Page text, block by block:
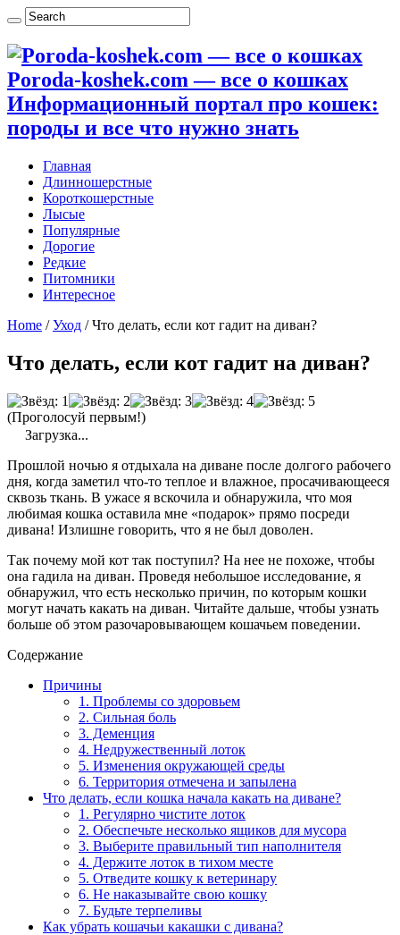
Poroda-koshek.com — все о кошках
Информационный портал про кошек:
породы и все что нужно знать
Главная
Длинношерстные
Короткошерстные
Лысые
Популярные
Дорогие
Редкие
Питомники
Интересное
Home / Уход / Что делать, если кот гадит на диван?
Что делать, если кот гадит на диван?
(Проголосуй первым!)
Загрузка...
Прошлой ночью я отдыхала на диване после долгого рабочего
дня, когда заметил что-то теплое и влажное, просачивающееся
сквозь ткань. В ужасе я вскочила и обнаружила, что моя
любимая кошка оставила мне «подарок» прямо посреди
дивана! Излишне говорить, что я не был доволен.
Так почему мой кот так поступил? На нее не похоже, чтобы
она гадила на диван. Проведя небольшое исследование, я
обнаружил, что есть несколько причин, по которым кошки
могут начать какать на диван. Читайте дальше, чтобы узнать
больше об этом разочаровывающем кошачьем поведении.
Содержание
Причины
1. Проблемы со здоровьем
2. Сильная боль
3. Деменция
4. Недружественный лоток
5. Изменения окружающей среды
6. Территория отмечена и запылена
Что делать, если кошка начала какать на диване?
1. Регулярно чистите лоток
2. Обеспечьте несколько ящиков для мусора
3. Выберите правильный тип наполнителя
4. Держите лоток в тихом месте
5. Отведите кошку к ветеринару
6. Не наказывайте свою кошку
7. Будьте терпеливы
Как убрать кошачьи какашки с дивана?